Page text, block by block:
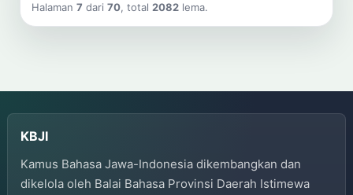
Halaman 7 dari 70, total 2082 lema.
KBJI
Kamus Bahasa Jawa-Indonesia dikembangkan dan
dikelola oleh Balai Bahasa Provinsi Daerah Istimewa